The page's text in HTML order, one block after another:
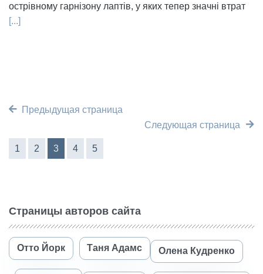
острівному гарнізону лаптів, у яких тепер значні втрат
[...]
Предыдущая страница
Следующая страница
1 2 3 4 5
Страницы авторов сайта
Отто Йорк Таня Адамс Олена Кудренко